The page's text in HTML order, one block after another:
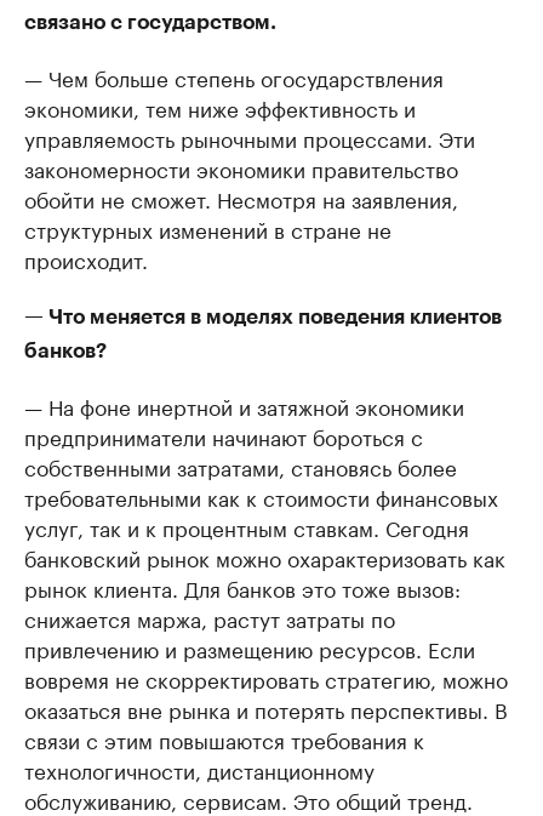
связано с государством.
— Чем больше степень огосударствления
экономики, тем ниже эффективность и
управляемость рыночными процессами. Эти
закономерности экономики правительство
обойти не сможет. Несмотря на заявления,
структурных изменений в стране не
происходит.
— Что меняется в моделях поведения клиентов
банков?
— На фоне инертной и затяжной экономики
предприниматели начинают бороться с
собственными затратами, становясь более
требовательными как к стоимости финансовых
услуг, так и к процентным ставкам. Сегодня
банковский рынок можно охарактеризовать как
рынок клиента. Для банков это тоже вызов:
снижается маржа, растут затраты по
привлечению и размещению ресурсов. Если
вовремя не скорректировать стратегию, можно
оказаться вне рынка и потерять перспективы. В
связи с этим повышаются требования к
технологичности, дистанционному
обслуживанию, сервисам. Это общий тренд.